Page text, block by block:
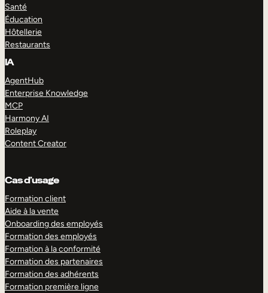
Santé
Éducation
Hôtellerie
Restaurants
IA
AgentHub
Enterprise Knowledge
MCP
Harmony AI
Roleplay
Content Creator
Cas d’usage
Formation client
Aide à la vente
Onboarding des employés
Formation des employés
Formation à la conformité
Formation des partenaires
Formation des adhérents
Formation première ligne